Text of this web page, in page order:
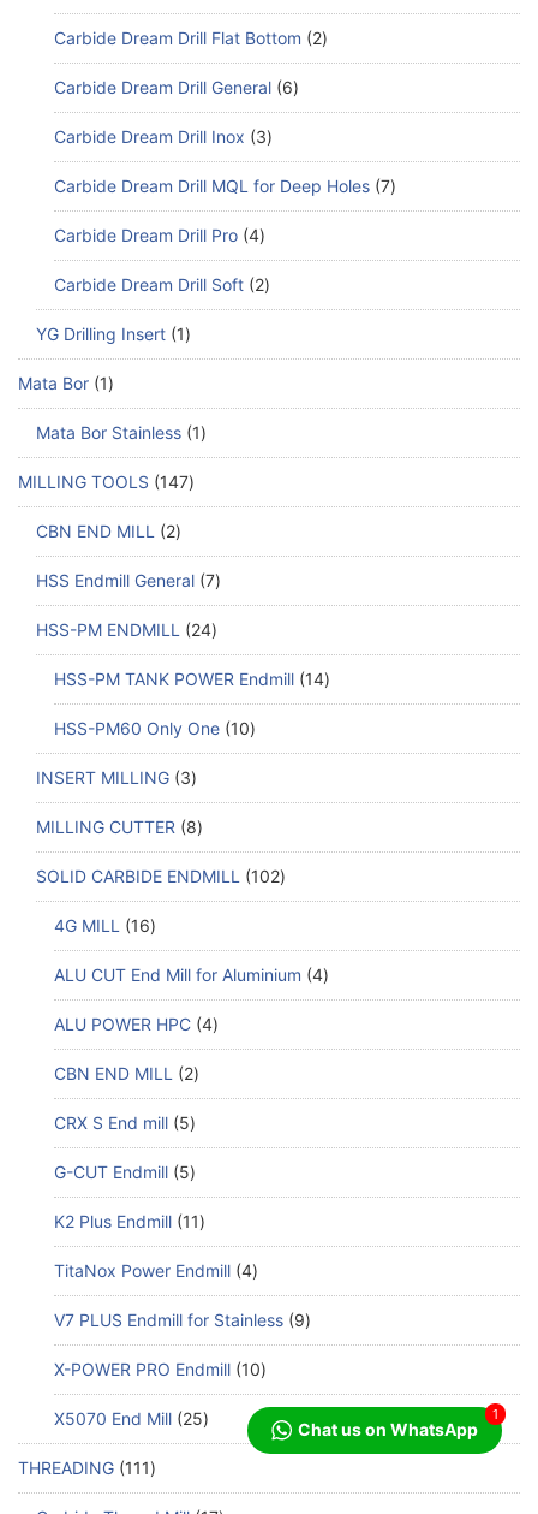
Carbide Dream Drill Flat Bottom 2
Carbide Dream Drill General 6
Carbide Dream Drill Inox 3
Carbide Dream Drill MQL for Deep Holes 7
Carbide Dream Drill Pro 4
Carbide Dream Drill Soft 2
YG Drilling Insert 1
Mata Bor 1
Mata Bor Stainless 1
MILLING TOOLS 147
CBN END MILL 2
HSS Endmill General 7
HSS-PM ENDMILL 24
HSS-PM TANK POWER Endmill 14
HSS-PM60 Only One 10
INSERT MILLING 3
MILLING CUTTER 8
SOLID CARBIDE ENDMILL 102
4G MILL 16
ALU CUT End Mill for Aluminium 4
ALU POWER HPC 4
CBN END MILL 2
CRX S End mill 5
G-CUT Endmill 5
K2 Plus Endmill 11
TitaNox Power Endmill 4
V7 PLUS Endmill for Stainless 9
X-POWER PRO Endmill 10
X5070 End Mill 25
THREADING 111
Chat us on WhatsApp
1